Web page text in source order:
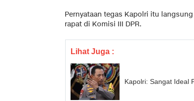
Pernyataan tegas Kapolri itu
rapat di Komisi III DPR.
Lihat Juga :
Kapolri: Sangat Ideal